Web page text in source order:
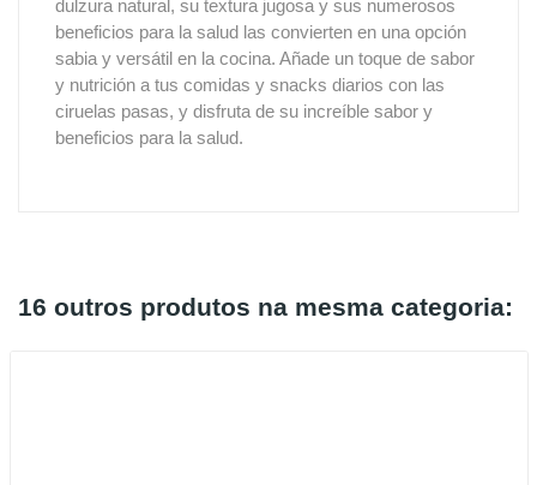
dulzura natural, su textura jugosa y sus numerosos
beneficios para la salud las convierten en una opción
sabia y versátil en la cocina. Añade un toque de sabor
y nutrición a tus comidas y snacks diarios con las
ciruelas pasas, y disfruta de su increíble sabor y
beneficios para la salud.
16 outros produtos na mesma categoria: